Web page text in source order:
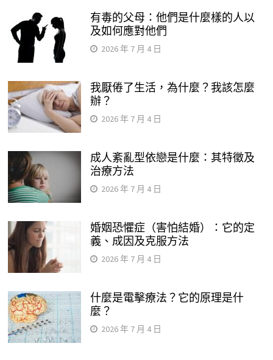
有毒的父母：他們是什麼樣的人以
及如何應對他們
2026 年 7 月 4 日
我厭倦了生活，為什麼？我該怎麼
辦？
2026 年 7 月 4 日
成人紊亂型依戀是什麼：其特徵及
治療方法
2026 年 7 月 4 日
婚姻恐懼症（害怕結婚）：它的定
義、成因及克服方法
2026 年 7 月 4 日
什麼是電擊療法？它的原理是什
麼？
2026 年 7 月 4 日